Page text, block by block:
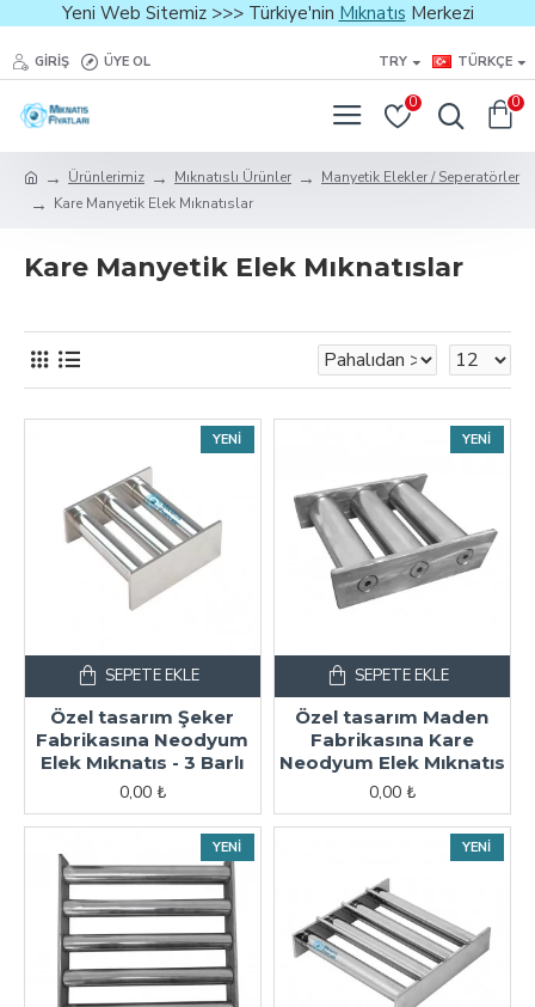
Yeni Web Sitemiz >>> Türkiye'nin Mıknatıs Merkezi
GIRIŞ ÜYE OL TRY TÜRKÇE
0 0
Ürünlerimiz Mıknatıslı Ürünler
Manyetik Elekler / Seperatörler
Kare Manyetik Elek Mıknatıslar
Kare Manyetik Elek Mıknatıslar
YENI
Özel tasarım Şeker
Fabrikasına Neodyum
Elek Mıknatıs - 3 Barlı
0,00 ₺
SEPETE EKLE
YENI
Özel tasarım Maden
Fabrikasına Kare
Neodyum Elek Mıknatıs
0,00 ₺
SEPETE EKLE
YENI YENI